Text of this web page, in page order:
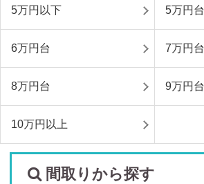
5万円以下 5万円台
6万円台 7万円台
8万円台 9万円台
10万円以上
間取りから探す